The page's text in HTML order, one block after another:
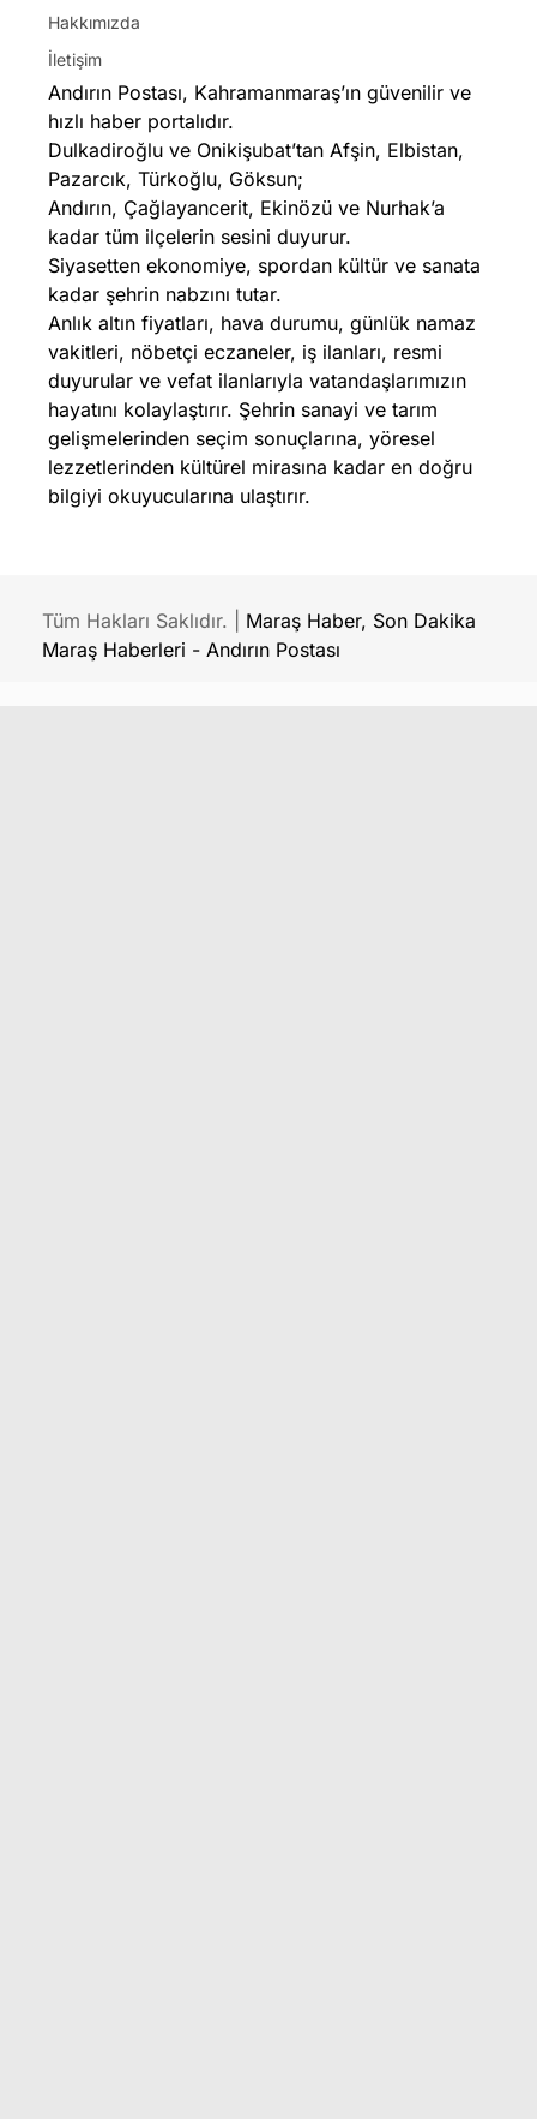
Hakkımızda
İletişim
Andırın Postası, Kahramanmaraş’ın güvenilir ve
hızlı haber portalıdır.
Dulkadiroğlu ve Onikişubat’tan Afşin, Elbistan,
Pazarcık, Türkoğlu, Göksun;
Andırın, Çağlayancerit, Ekinözü ve Nurhak’a
kadar tüm ilçelerin sesini duyurur.
Siyasetten ekonomiye, spordan kültür ve sanata
kadar şehrin nabzını tutar.
Anlık altın fiyatları, hava durumu, günlük namaz
vakitleri, nöbetçi eczaneler, iş ilanları, resmi
duyurular ve vefat ilanlarıyla vatandaşlarımızın
hayatını kolaylaştırır. Şehrin sanayi ve tarım
gelişmelerinden seçim sonuçlarına, yöresel
lezzetlerinden kültürel mirasına kadar en doğru
bilgiyi okuyucularına ulaştırır.
Tüm Hakları Saklıdır. | Maraş Haber, Son Dakika
Maraş Haberleri - Andırın Postası